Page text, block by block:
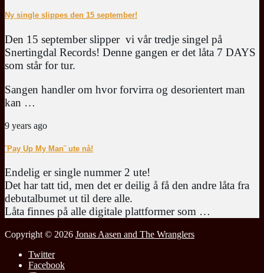
Ny single slippes den 15 september!
Den 15 september slipper vi vår tredje singel på
Snertingdal Records! Denne gangen er det låta 7 DAYS
som står for tur.
Sangen handler om hvor forvirra og desorientert man
kan …
9 years ago
¨Pay Up My Man¨ ute nå!
Endelig er single nummer 2 ute!
Det har tatt tid, men det er deilig å få den andre låta fra
debutalbumet ut til dere alle.
Låta finnes på alle digitale plattformer som …
Copyright © 2026 Jonas Aasen and The Wranglers
Twitter
Facebook